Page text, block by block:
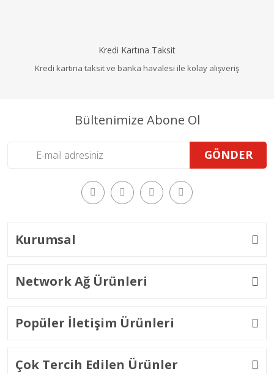
Kredi Kartına Taksit
Kredi kartına taksit ve banka havalesi ile kolay alışveriş
Bültenimize Abone Ol
GÖNDER
Kurumsal
Network Ağ Ürünleri
Popüler İletişim Ürünleri
Çok Tercih Edilen Ürünler